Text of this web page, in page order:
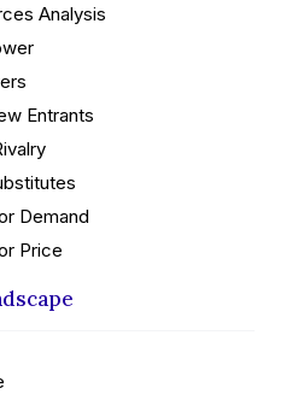
Analysis
Entrants
Demand
Price